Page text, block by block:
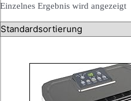
Einzelnes Ergebnis wird angezeigt